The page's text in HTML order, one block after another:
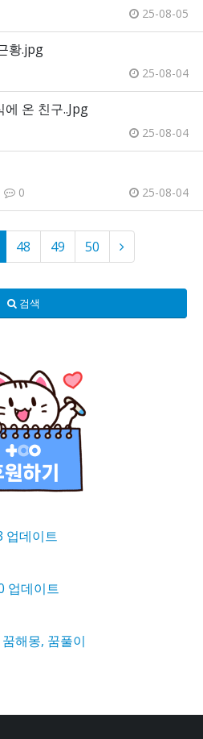
25-08-05
황.jpg
25-08-04
온 친구..Jpg
25-08-04
0 25-08-04
48 49 50
검색
업데이트
업데이트
해몽, 꿈풀이